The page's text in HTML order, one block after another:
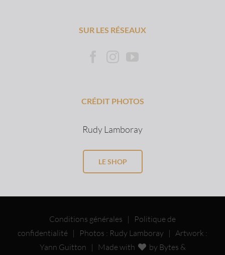
SUR LES RÉSEAUX
CRÉDIT PHOTOS
Rudy Lamboray
LE SHOP
Conditions générales | Politique de
confidentialité | Photos : Rudy Lamboray | Artwork :
Yann Guitton |
Made with by Bytes &